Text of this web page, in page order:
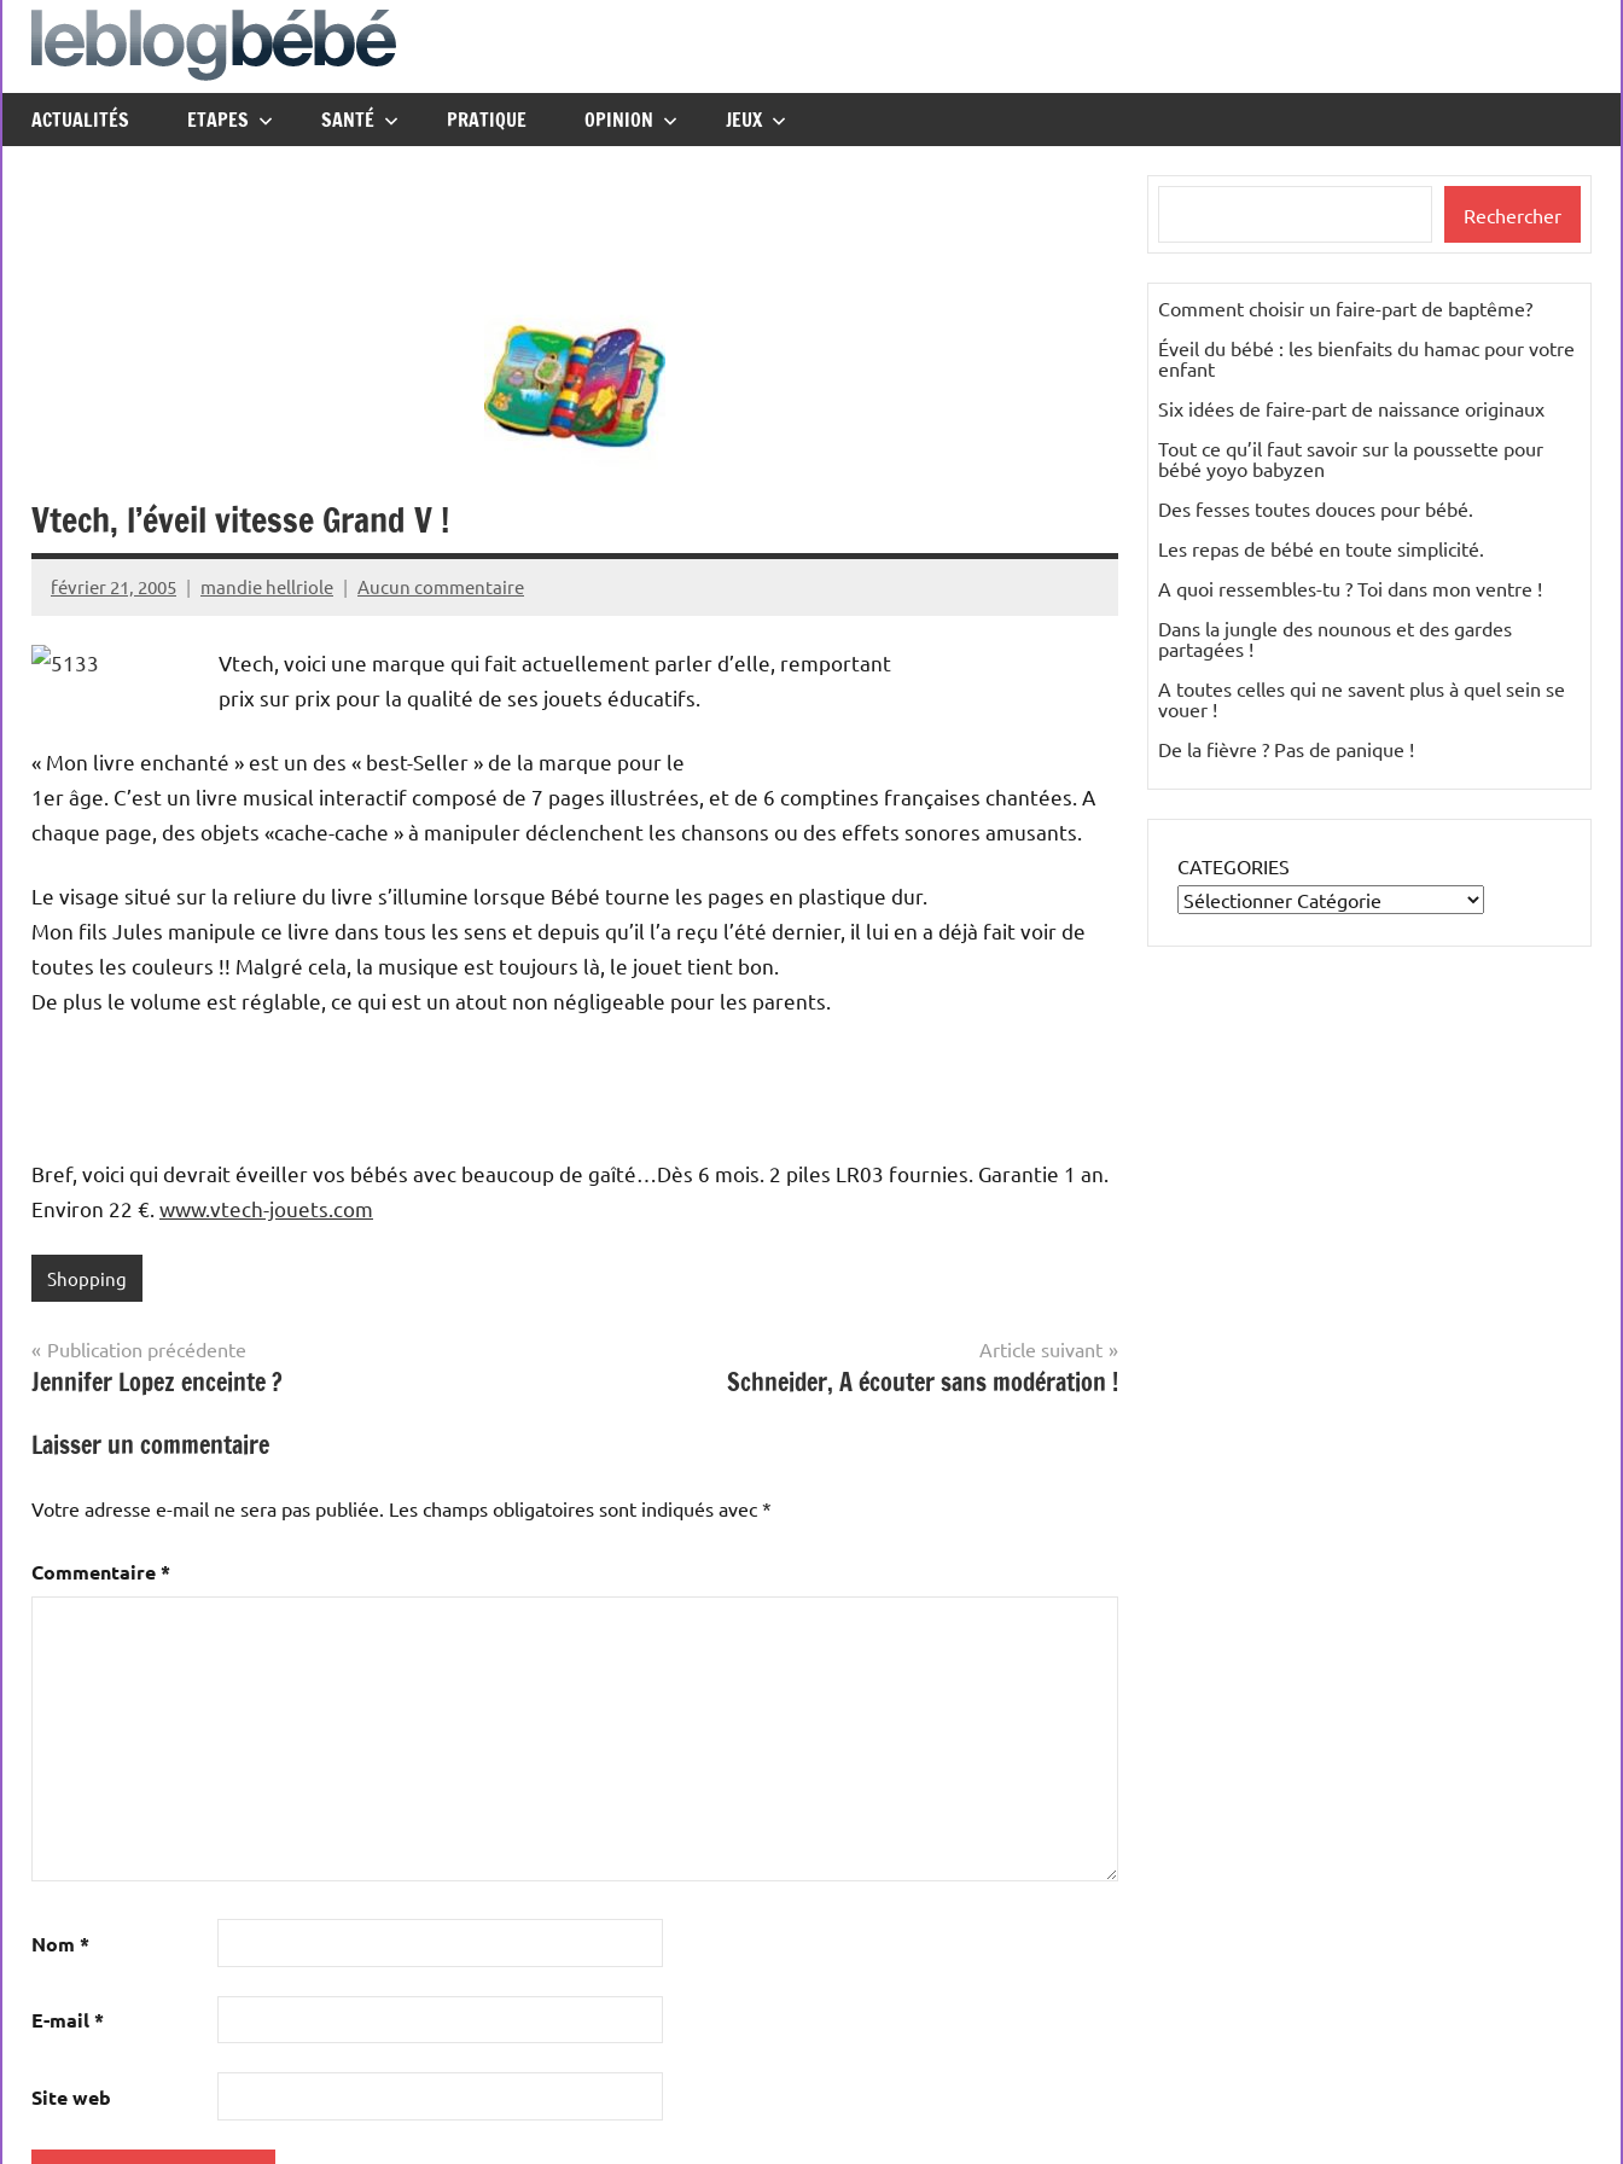
Aller
leblogbebe
another
The
ACTUALITÉS ETAPES SANTÉ PRATIQUE OPINION JEUX
Vtech, l’éveil vitesse Grand V !
février 21, 2005 mandie hellriole Aucun commentaire
Vtech, voici une marque qui fait actuellement parler d’elle, remportant
prix sur prix pour la qualité de ses jouets éducatifs.
« Mon livre enchanté » est un des « best-Seller » de la marque pour le
1er âge. C’est un livre musical interactif composé de 7 pages illustrées, et de 6 comptines françaises chantées. A
chaque page, des objets «cache-cache » à manipuler déclenchent les chansons ou des effets sonores amusants.
Le visage situé sur la reliure du livre s’illumine lorsque Bébé tourne les pages en plastique dur.
Mon fils Jules manipule ce livre dans tous les sens et depuis qu’il l’a reçu l’été dernier, il lui en a déjà fait voir de
toutes les couleurs !! Malgré cela, la musique est toujours là, le jouet tient bon.
De plus le volume est réglable, ce qui est un atout non négligeable pour les parents.
Bref, voici qui devrait éveiller vos bébés avec beaucoup de gaîté…Dès 6 mois. 2 piles LR03 fournies. Garantie 1 an.
Environ 22 €. www.vtech-jouets.com
Shopping
Navigation
de
l’article
Publication précédente
Jennifer Lopez enceinte ?
Article suivant
Schneider, A écouter sans modération !
Laisser un commentaire
Votre adresse e-mail ne sera pas publiée. Les champs obligatoires sont indiqués avec *
Commentaire*
Nom *
E-mail*
Site web
Rechercher
Comment choisir un faire-part de baptême?
Éveil du bébé : les bienfaits du hamac pour votre
enfant
Six idées de faire-part de naissance originaux
Tout ce qu’il faut savoir sur la poussette pour
bébé yoyo babyzen
Des fesses toutes douces pour bébé.
Les repas de bébé en toute simplicité.
A quoi ressembles-tu ? Toi dans mon ventre !
Dans la jungle des nounous et des gardes
partagées !
A toutes celles qui ne savent plus à quel sein se
vouer !
De la fièvre ? Pas de panique !
CATEGORIES